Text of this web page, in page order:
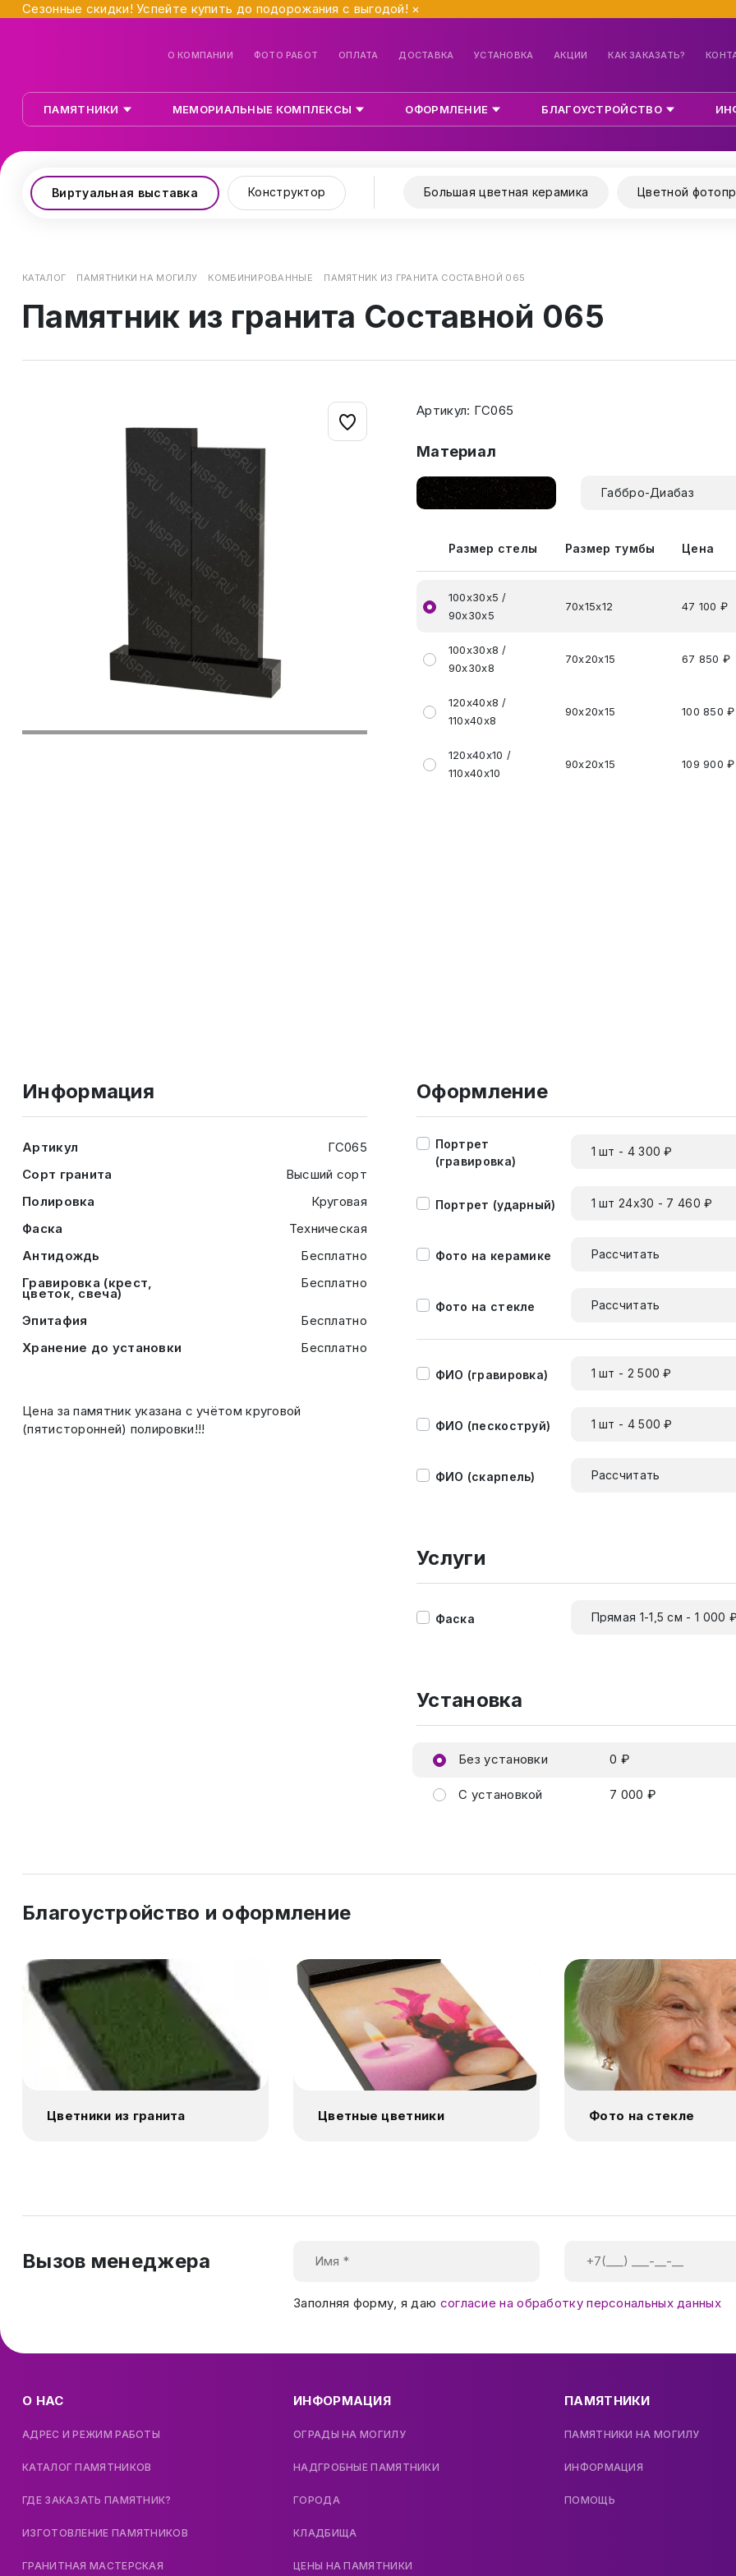
Сезонные скидки! Успейте купить до подорожания с выгодой! ×
О КОМПАНИИ ФОТО РАБОТ ОПЛАТА ДОСТАВКА УСТАНОВКА АКЦИИ КАК ЗАКАЗАТЬ?
ПАМЯТНИКИ МЕМОРИАЛЬНЫЕ КОМПЛЕКСЫ ОФОРМЛЕНИЕ БЛАГОУСТРОЙСТВО
Виртуальная выставка Конструктор Большая цветная керамика Цветной
КАТАЛОГ ПАМЯТНИКИ НА МОГИЛУ КОМБИНИРОВАННЫЕ ПАМЯТНИК ИЗ ГРАНИТА СОСТАВНОЙ 065
Памятник из гранита Составной 065
Артикул: ГС065
Материал
Габбро-Диабаз
Размер стелы Размер тумбы Цена
100х30х5 /
90х30х5
70х15х12 47 100 ₽
100х30х8 /
90х30х8
70х20х15 67 850 ₽
120х40х8 /
110х40х8
90х20х15 100 850 ₽
120х40х10 /
110х40х10
90х20х15 109 900 ₽
Информация
Артикул
ГС065
Сорт гранита
Высший сорт
Полировка
Круговая
Фаска
Техническая
Антидождь
Бесплатно
Гравировка (крест,
цветок, свеча)
Бесплатно
Эпитафия
Бесплатно
Хранение до установки
Бесплатно
Цена за памятник указана с учётом круговой
(пятисторонней) полировки!!!
Оформление
Портрет
(гравировка)
1 шт - 4 300 ₽
Портрет (ударный) 1 шт 24х30 - 7 460 ₽
Фото на керамике Рассчитать
Фото на стекле Рассчитать
ФИО (гравировка) 1 шт - 2 500 ₽
ФИО (пескоструй) 1 шт - 4 500 ₽
ФИО (скарпель) Рассчитать
Услуги
Фаска Прямая 1-1,5 см - 1 000
Установка
Без установки 0 ₽
С установкой 7 000 ₽
Благоустройство и оформление
Цветники из гранита Цветные цветники Фото на стекле
Вызов менеджера
Заполняя форму, я даю согласие на обработку персональных данных
О НАС
АДРЕС И РЕЖИМ РАБОТЫ
КАТАЛОГ ПАМЯТНИКОВ
ГДЕ ЗАКАЗАТЬ ПАМЯТНИК?
ИЗГОТОВЛЕНИЕ ПАМЯТНИКОВ
ГРАНИТНАЯ МАСТЕРСКАЯ
ИНФОРМАЦИЯ
ОГРАДЫ НА МОГИЛУ
НАДГРОБНЫЕ ПАМЯТНИКИ
ГОРОДА
КЛАДБИЩА
ЦЕНЫ НА ПАМЯТНИКИ
ПАМЯТНИКИ
ПАМЯТНИКИ НА МОГИЛУ
ИНФОРМАЦИЯ
ПОМОЩЬ